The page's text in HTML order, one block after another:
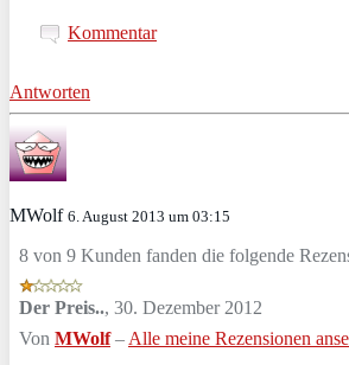
Kommentar
Antworten
MWolf 6. August 2013 um 03:15
8 von 9 Kunden fanden die folgende
Der Preis.., 30. Dezember 2012
Von MWolf– Alle meine Rezensionen